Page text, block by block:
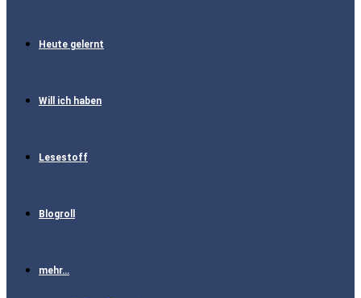
Heute gelernt
Will ich haben
Lesestoff
Blogroll
mehr…